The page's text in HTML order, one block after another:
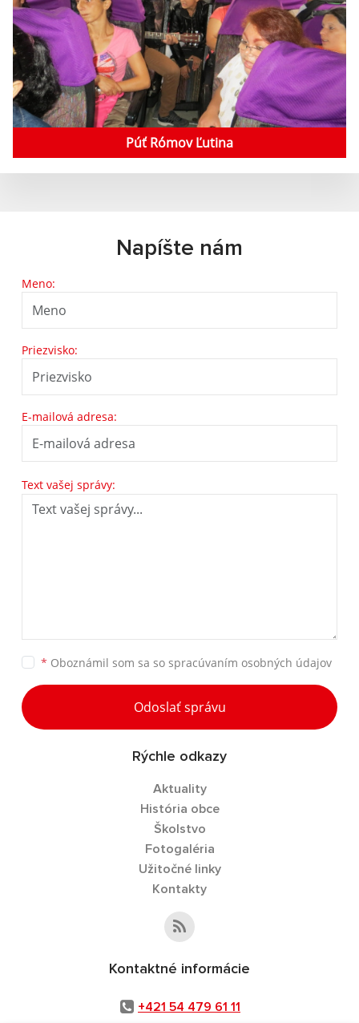
Púť Rómov Ľutina
Napíšte nám
Meno:
Priezvisko:
E-mailová adresa:
Text vašej správy:
* Oboznámil som sa so spracúvaním osobných údajov
Odoslať správu
Rýchle odkazy
Aktuality
História obce
Školstvo
Fotogaléria
Užitočné linky
Kontakty
Kontaktné informácie
+421 54 479 61 11